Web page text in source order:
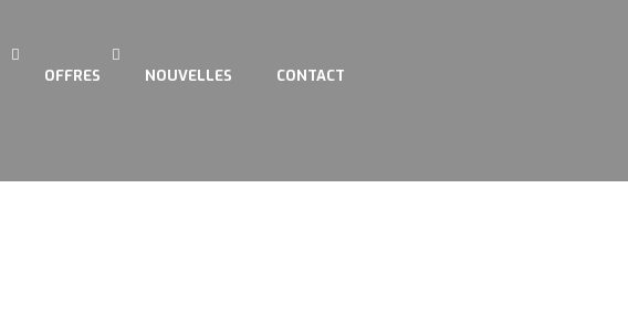
OFFRES NOUVELLES CONTACT